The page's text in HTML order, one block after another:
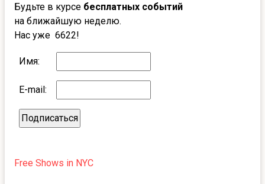
Будьте в курсе бесплатных событий
на ближайшую неделю.
Нас уже 6622!
Имя:
E-mail:
Free Shows in NYC